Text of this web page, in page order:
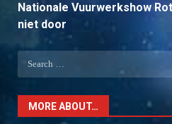
Nationale Vuurwerkshow
niet door
Search
for:
MORE ABOUT…